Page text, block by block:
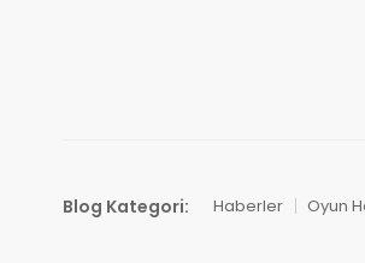
Blog Kategori: Haberler Oyun